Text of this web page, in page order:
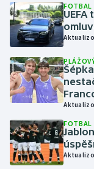
Jezdectví
Judo
Krasobruslení
Lezení
Lyže a snowboard
Moderní pětiboj
FOTBAL
FOTBAL